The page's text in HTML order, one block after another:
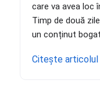
care va avea loc
Timp de două
un conținut
Citește articolul